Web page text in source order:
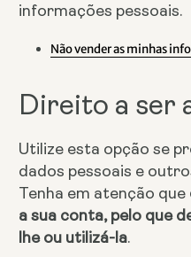
informações pessoais.
Não vender as minhas
Direito a ser
Utilize esta opção se
dados pessoais e
Tenha em atenção que
a sua conta, pelo que
lhe ou utilizá-la.